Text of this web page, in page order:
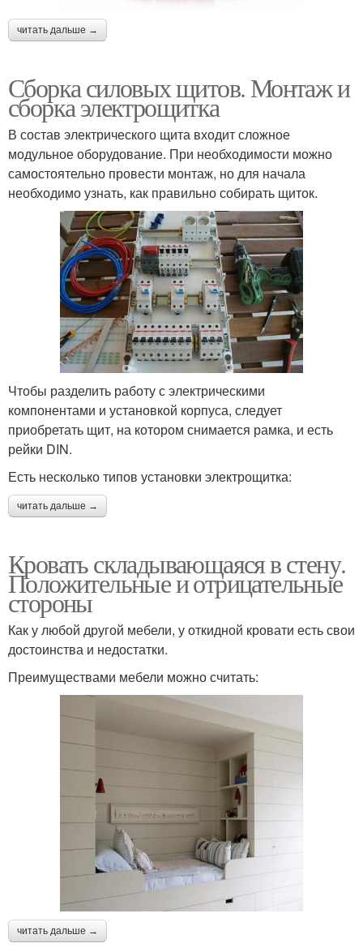
читать дальше →
Сборка силовых щитов. Монтаж и
сборка электрощитка
В состав электрического щита входит сложное
модульное оборудование. При необходимости можно
самостоятельно провести монтаж, но для начала
необходимо узнать, как правильно собирать щиток.
Чтобы разделить работу с электрическими
компонентами и установкой корпуса, следует
приобретать щит, на котором снимается рамка, и есть
рейки DIN.
Есть несколько типов установки электрощитка:
читать дальше →
Кровать складывающаяся в стену.
Положительные и отрицательные
стороны
Как у любой другой мебели, у откидной кровати есть свои
достоинства и недостатки.
Преимуществами мебели можно считать:
читать дальше →